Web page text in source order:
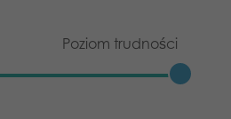
Poziom trudności